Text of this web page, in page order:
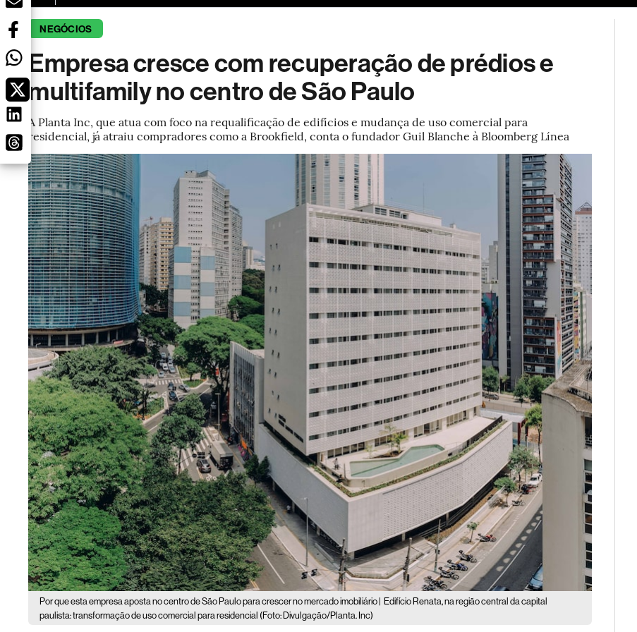
NEGÓCIOS
Empresa cresce com recuperação de prédios e
multifamily no centro de São Paulo
A Planta Inc, que atua com foco na requalificação de edifícios e mudança de uso comercial para
residencial, já atraiu compradores como a Brookfield, conta o fundador Guil Blanche à Bloomberg Línea
Por que esta empresa aposta no centro de São Paulo para crescer no mercado imobiliário |
Edifício Renata, na região central da capital
paulista: transformação de uso comercial para residencial (Foto: Divulgação/Planta. Inc)